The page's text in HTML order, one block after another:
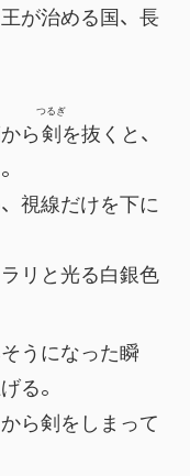
が治める国、長
ら剣
つるぎ
を抜くと、
視線だけを下に
リと光る白銀色
うになった瞬
る。
ら剣をしまって